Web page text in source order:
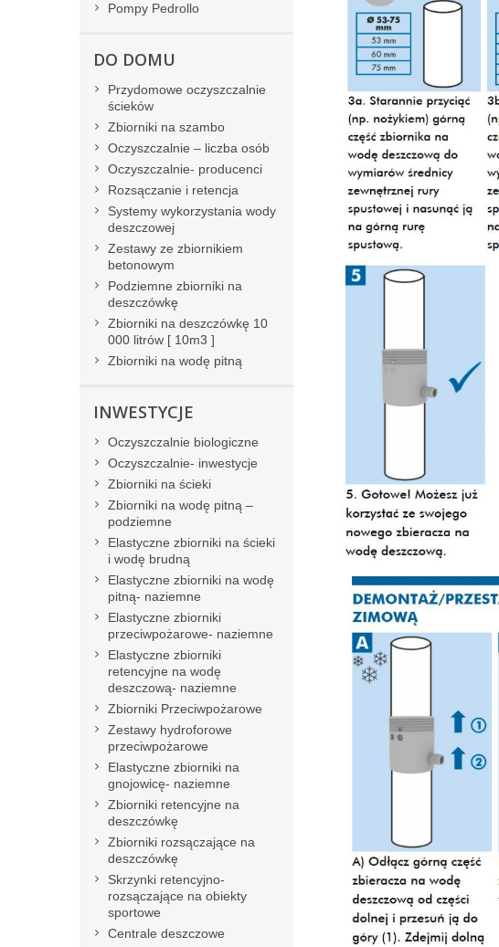
Pompy Pedrollo
DO DOMU
Przydomowe oczyszczalnie
ścieków
Zbiorniki na szambo
Oczyszczalnie – liczba osób
Oczyszczalnie- producenci
Rozsączanie i retencja
Systemy wykorzystania wody
deszczowej
Zestawy ze zbiornikiem
betonowym
Podziemne zbiorniki na
deszczówkę
Zbiorniki na deszczówkę 10
000 litrów [ 10m3 ]
Zbiorniki na wodę pitną
INWESTYCJE
Oczyszczalnie biologiczne
Oczyszczalnie- inwestycje
Zbiorniki na ścieki
Zbiorniki na wodę pitną –
podziemne
Elastyczne zbiorniki na ścieki
i wodę brudną
Elastyczne zbiorniki na wodę
pitną- naziemne
Elastyczne zbiorniki
przeciwpożarowe- naziemne
Elastyczne zbiorniki
retencyjne na wodę
deszczową- naziemne
Zbiorniki Przeciwpożarowe
Zestawy hydroforowe
przeciwpożarowe
Elastyczne zbiorniki na
gnojowicę- naziemne
Zbiorniki retencyjne na
deszczówkę
Zbiorniki rozsączające na
deszczówkę
Skrzynki retencyjno-
rozsączające na obiekty
sportowe
Centrale deszczowe